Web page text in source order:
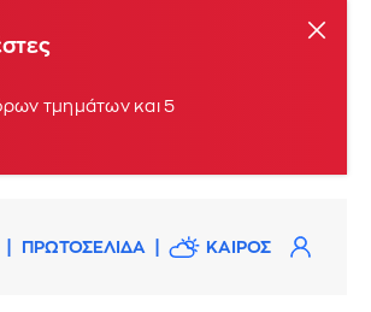
τμημάτων και 5
ΠΡΩΤΟΣΕΛΙΔΑ ΚΑΙΡΟΣ